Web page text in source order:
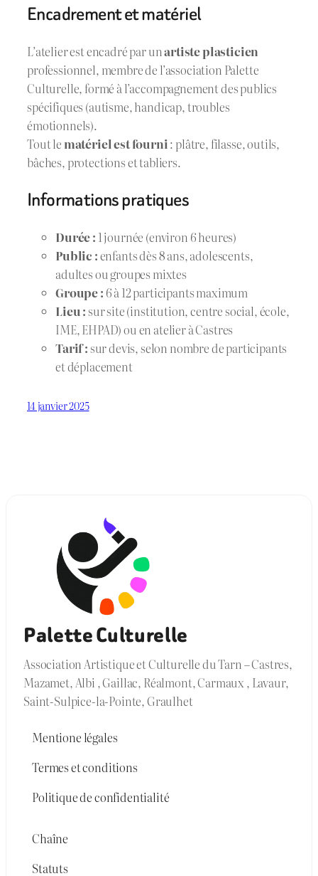
Encadrement et matériel
L’atelier est encadré par unartiste plasticien
professionnel, membre de l’association Palette
Culturelle, formé à l’accompagnement des publics
spécifiques (autisme, handicap, troubles
émotionnels).
Tout le matériel est fourni: plâtre, filasse, outils,
bâches, protections et tabliers.
Informations pratiques
Durée : 1 journée (environ 6 heures)
Public :enfants dès 8 ans, adolescents,
adultes ou groupes mixtes
Groupe : 6 à 12 participants maximum
Lieu :sur site (institution, centre social, école,
IME, EHPAD) ou en atelier à Castres
Tarif :sur devis, selon nombre de participants
et déplacement
14 janvier 2025
Palette Culturelle
Association Artistique et Culturelle du Tarn – Castres,
Mazamet, Albi , Gaillac, Réalmont, Carmaux , Lavaur,
Saint-Sulpice-la-Pointe, Graulhet
Mentione légales
Termes et conditions
Politique de confidentialité
Chaîne
Statuts